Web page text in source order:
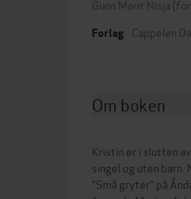
Gunn Marit Nisja
Forlag Cappelen
Om boken
Kristin er i slutten
singel og uten barn.
"Små gryter" på